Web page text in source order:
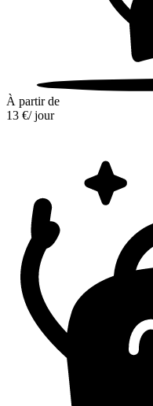
À partir de
13 €/ jour